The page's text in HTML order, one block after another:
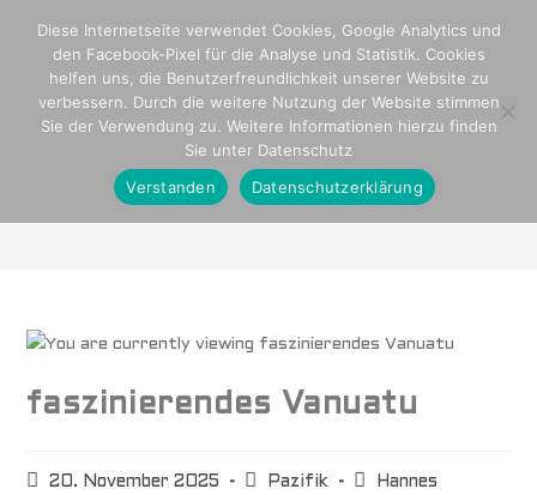
> faszinierendes Vanuatu
faszinierendes Vanuatu
20. November 2025 Pazifik Hannes
Diese Internetseite verwendet Cookies, Google Analytics und
den Facebook-Pixel für die Analyse und Statistik. Cookies
helfen uns, die Benutzerfreundlichkeit unserer Website zu
verbessern. Durch die weitere Nutzung der Website stimmen
Sie der Verwendung zu. Weitere Informationen hierzu finden
Sie unter Datenschutz
Verstanden
Datenschutzerklärung